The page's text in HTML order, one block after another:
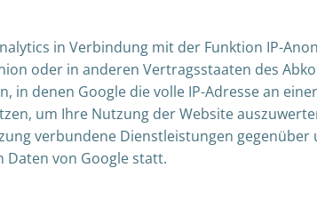
in Verbindung mit der Funktion IP-
oder in anderen Vertragsstaaten des
in denen Google die volle IP-Adresse an
um Ihre Nutzung der Website
verbundene Dienstleistungen
Daten von Google statt.